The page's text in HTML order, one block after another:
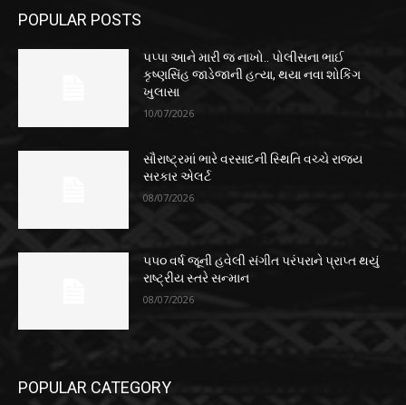
POPULAR POSTS
પપ્પા આને મારી જ નાખો.. પોલીસના ભાઈ
કૃષ્ણસિંહ જાડેજાની હત્યા, થયા નવા શોકિંગ
ખુલાસા
10/07/2026
સૌરાષ્ટ્રમાં ભારે વરસાદની સ્થિતિ વચ્ચે રાજ્ય
સરકાર એલર્ટ
08/07/2026
૫૫૦ વર્ષ જૂની હવેલી સંગીત પરંપરાને પ્રાપ્ત થયું
રાષ્ટ્રીય સ્તરે સન્માન
08/07/2026
POPULAR CATEGORY